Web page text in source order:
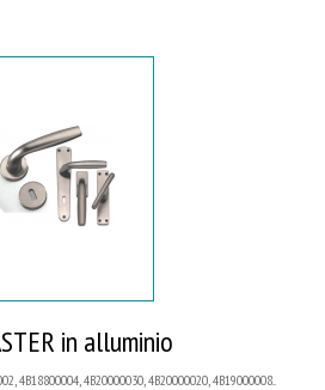
in alluminio
4B18800004, 4B20000030, 4B20000020, 4B19000008...